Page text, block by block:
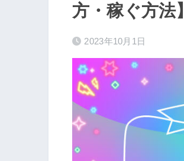
方・稼ぐ方法】
2023年10月1日